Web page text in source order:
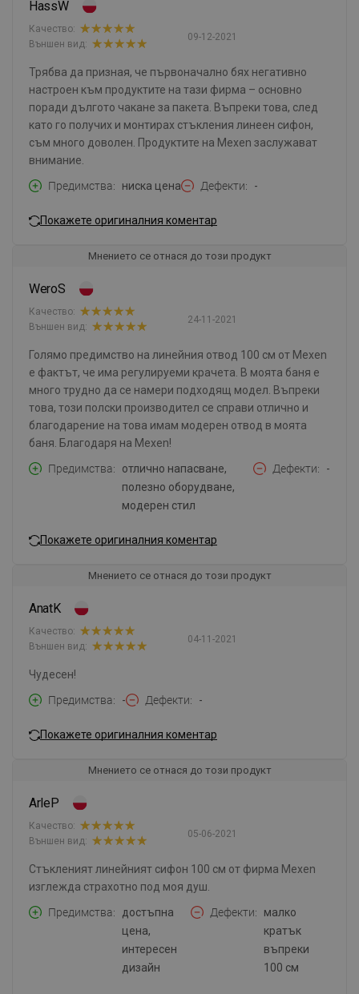
HassW
09-12-2021
Качество:
Външен вид:
Трябва да призная, че първоначално бях негативно
настроен към продуктите на тази фирма – основно
поради дългото чакане за пакета. Въпреки това, след
като го получих и монтирах стъкления линеен сифон,
съм много доволен. Продуктите на Mexen заслужават
внимание.
Предимства
ниска цена Дефекти -
Покажете оригиналния коментар
Мнението се отнася до този продукт
WeroS
24-11-2021
Качество:
Външен вид:
Голямо предимство на линейния отвод 100 см от Mexen
е фактът, че има регулируеми крачета. В моята баня е
много трудно да се намери подходящ модел. Въпреки
това, този полски производител се справи отлично и
благодарение на това имам модерен отвод в моята
баня. Благодаря на Mexen!
Предимства
отлично напасване,
полезно оборудване,
модерен стил
Дефекти -
Покажете оригиналния коментар
Мнението се отнася до този продукт
AnatK
04-11-2021
Качество:
Външен вид:
Чудесен!
Предимства
- Дефекти -
Покажете оригиналния коментар
Мнението се отнася до този продукт
ArleP
05-06-2021
Качество:
Външен вид:
Стъкленият линейният сифон 100 см от фирма Mexen
изглежда страхотно под моя душ.
Предимства
достъпна
цена,
интересен
дизайн
Дефекти
малко
кратък
въпреки
100 см